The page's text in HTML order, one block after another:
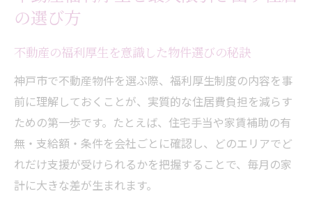
の選び方
不動産の福利厚生を意識した物件選びの秘訣
神戸市で不動産物件を選ぶ際、福利厚生制度の内容を事
前に理解しておくことが、実質的な住居費負担を減らす
ための第一歩です。たとえば、住宅手当や家賃補助の有
無・支給額・条件を会社ごとに確認し、どのエリアでど
れだけ支援が受けられるかを把握することで、毎月の家
計に大きな差が生まれます。